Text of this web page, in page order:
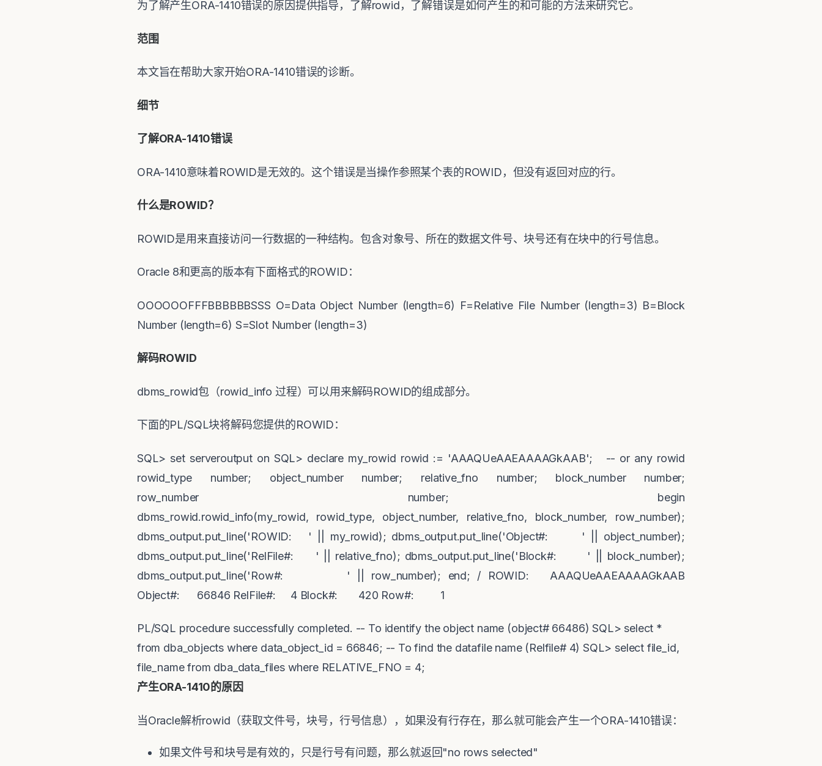
为了解产生ORA-1410错误的原因提供指导，了解rowid，了解错误是如何产生的和可能的方法来研究它。
范围
本文旨在帮助大家开始ORA-1410错误的诊断。
细节
了解ORA-1410错误
ORA-1410意味着ROWID是无效的。这个错误是当操作参照某个表的ROWID，但没有返回对应的行。
什么是ROWID？
ROWID是用来直接访问一行数据的一种结构。包含对象号、所在的数据文件号、块号还有在块中的行号信息。
Oracle 8和更高的版本有下面格式的ROWID：
OOOOOOFFFBBBBBBSSS O=Data Object Number (length=6) F=Relative File Number (length=3) B=Block
Number (length=6) S=Slot Number (length=3)
解码ROWID
dbms_rowid包（rowid_info 过程）可以用来解码ROWID的组成部分。
下面的PL/SQL块将解码您提供的ROWID：
SQL> set serveroutput on SQL> declare my_rowid rowid := 'AAAQUeAAEAAAAGkAAB'; -- or any rowid
rowid_type number; object_number number; relative_fno number; block_number number;
row_number number; begin
dbms_rowid.rowid_info(my_rowid, rowid_type, object_number, relative_fno, block_number, row_number);
dbms_output.put_line('ROWID: ' || my_rowid); dbms_output.put_line('Object#: ' || object_number);
dbms_output.put_line('RelFile#: ' || relative_fno); dbms_output.put_line('Block#: ' || block_number);
dbms_output.put_line('Row#: ' || row_number); end; / ROWID: AAAQUeAAEAAAAGkAAB
Object#: 66846 RelFile#: 4 Block#: 420 Row#: 1
PL/SQL procedure successfully completed. -- To identify the object name (object# 66486) SQL> select *
from dba_objects where data_object_id = 66846; -- To find the datafile name (Relfile# 4) SQL> select file_id,
file_name from dba_data_files where RELATIVE_FNO = 4;
产生ORA-1410的原因
当Oracle解析rowid（获取文件号，块号，行号信息），如果没有行存在，那么就可能会产生一个ORA-1410错误：
如果文件号和块号是有效的，只是行号有问题，那么就返回"no rows selected"